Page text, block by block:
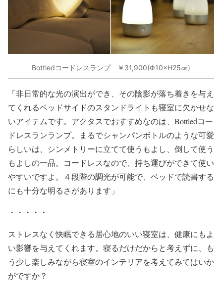
Bottledコードレスランプ ￥31,900(Φ10×H25㎝)
「非日常的な光の演出ができ、その陰影が落ち着きを与え
てくれるベッドサイドのスタンドライトも寝室に欠かせな
いアイテムです。アクタスでおすすめなのは、Bottledコー
ドレスランランプ。まるでシャンパンボトルのような可愛
らしいは、シンメトリーに立てて使うもよし、倒して使う
もよしの一品。コードレスなので、持ち運びができて使い
やすいですよ。４段階の調光が可能で、ベッドで読書する
にも十分な明るさがあります」
・・・・・
ストレスなく快眠できる居心地のいい寝室は、健康にもよ
い影響を与えてくれます。寝るだけだからと考えずに、も
う少し楽しみながら寝室のインテリアを考えてみてはいか
がですか？